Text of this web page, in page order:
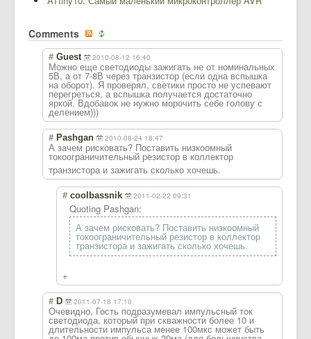
Comments
# Guest 2010-08-12 16:40
Можно еще светодиоды зажигать не от номинальных
5В, а от 7-8В через транзистор (если одна вспышка
на оборот). Я проверял, светики просто не успевают
перегреться, а вспышка получается достаточно
яркой. Вдобавок не нужно морочить себе голову с
делением)))
# Pashgan 2010-08-24 18:47
А зачем рисковать? Поставить низкоомный
токоограничительный резистор в коллектор
транзистора и зажигать сколько хочешь.
# coolbassnik 2011-02-22 09:31
Quoting Pashgan:
А зачем рисковать? Поставить низкоомный
токоограничительный резистор в коллектор
транзистора и зажигать сколько хочешь.
+
# D 2011-07-18 17:10
Очевидно, Гость подразумевал импульсный ток
светодиода, который при скважности более 10 и
длительности импульса менее 100мкс может быть